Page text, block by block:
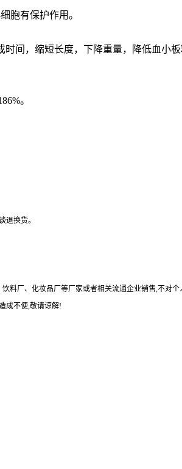
胞有保护作用。
间，缩短长度，下降重量，降低血小
。
退换货。
料厂、化妆品厂等厂家或者相关流通企业销售,不对个
成不便,敬请谅解!